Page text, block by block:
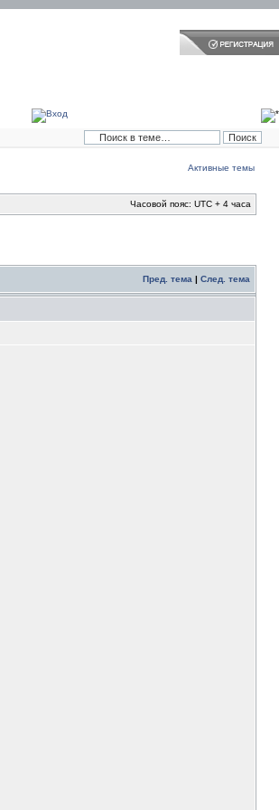
Активные темы
Часовой пояс: UTC + 4 часа
Пред. тема | След. тема